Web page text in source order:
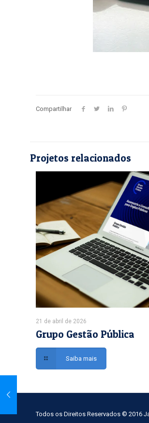
Compartilhar
Projetos relacionados
21 de abril de 2026
Grupo Gestão Pública
Saiba mais
Todos os Direitos Reservados © 2016